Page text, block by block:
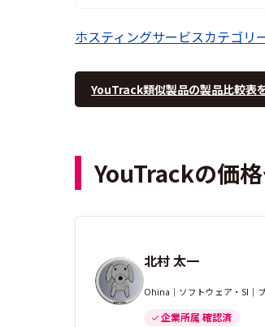
ホスティングサービスカテゴリ
YouTrack類似製品の製品比較表
YouTrackの価
北村 太一
Ohina｜ソフトウェア・SI｜
企業所属 確認済